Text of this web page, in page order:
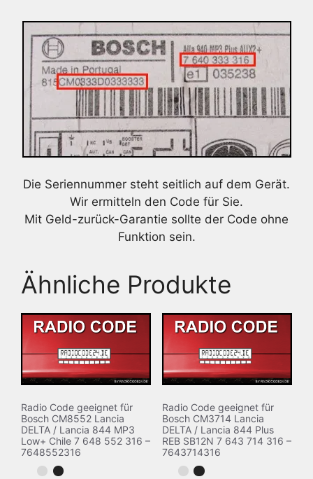
Die Seriennummer steht seitlich auf dem Gerät.
Wir ermitteln den Code für Sie.
Mit Geld-zurück-Garantie sollte der Code ohne
Funktion sein.
Ähnliche Produkte
Radio Code geeignet für
Bosch CM8552 Lancia
DELTA / Lancia 844 MP3
Low+ Chile 7 648 552 316 –
7648552316
Radio Code geeignet für
Bosch CM3714 Lancia
DELTA / Lancia 844 Plus
REB SB12N 7 643 714 316 –
7643714316